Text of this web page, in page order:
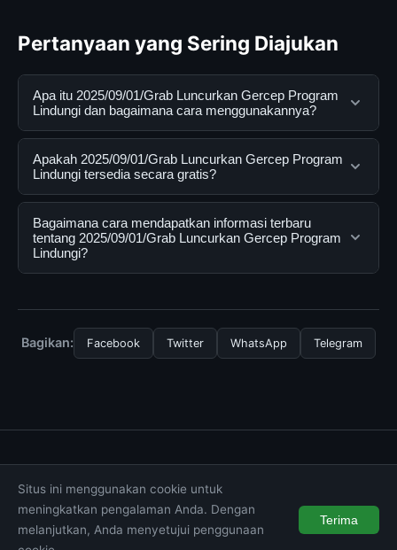
Pertanyaan yang Sering Diajukan
Apa itu 2025/09/01/Grab Luncurkan Gercep Program
Lindungi dan bagaimana cara menggunakannya?
2025/09/01/Grab Luncurkan Gercep Program Lindungi
adalah layanan digital yang dirancang untuk membantu
pengguna mendapatkan informasi lengkap dan
terpercaya. Anda dapat menggunakannya dengan
mengunjungi situs resmi dan mengikuti panduan yang
tersedia.
Apakah 2025/09/01/Grab Luncurkan Gercep Program
Lindungi tersedia secara gratis?
Ya, 2025/09/01/Grab Luncurkan Gercep Program
Lindungi dapat diakses secara gratis oleh semua
pengguna. Tidak ada biaya tersembunyi atau langganan
Bagaimana cara mendapatkan informasi terbaru
tentang 2025/09/01/Grab Luncurkan Gercep Program
Lindungi?
Anda bisa mengunjungi halaman resmi kami secara
berkala. Kami selalu memperbarui konten dengan
Bagikan: Facebook Twitter WhatsApp Telegram
Syarat & Ketentuan
© 2026 wintechmobiles.com. All rights reserved.
Situs ini menggunakan cookie untuk
meningkatkan pengalaman Anda. Dengan
melanjutkan, Anda menyetujui penggunaan
Terima